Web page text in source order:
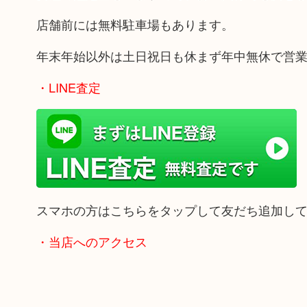
店舗前には無料駐車場もあります。
年末年始以外は土日祝日も休まず年中無休で営業
・LINE査定
スマホの方はこちらをタップして友だち追加して
・当店へのアクセス